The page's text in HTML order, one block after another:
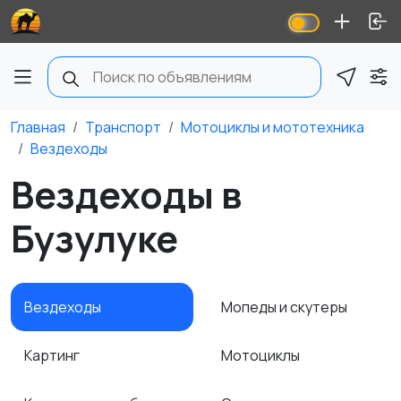
Главная Транспорт
Мотоциклы и мототехника
Вездеходы
Вездеходы в
Бузулуке
Вездеходы
Картинг
Мопеды и скутеры
Мотоциклы